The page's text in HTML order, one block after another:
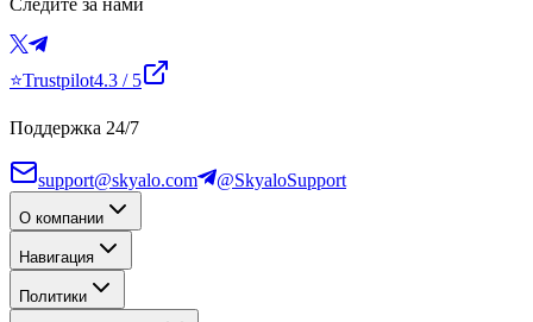
⭐Trustpilot4.3 / 5
Поддержка 24/7
support@skyalo.com @SkyaloSupport
О компании
Навигация
Политики